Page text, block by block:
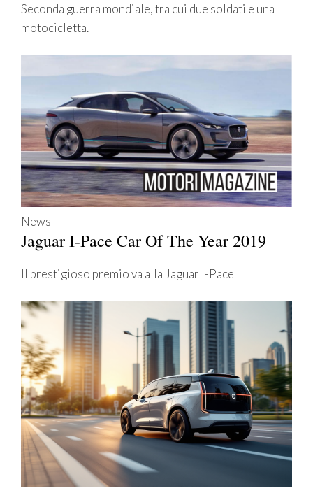
Seconda guerra mondiale, tra cui due soldati e una
motocicletta.
News
Jaguar I-Pace Car Of The Year 2019
Il prestigioso premio va alla Jaguar I-Pace